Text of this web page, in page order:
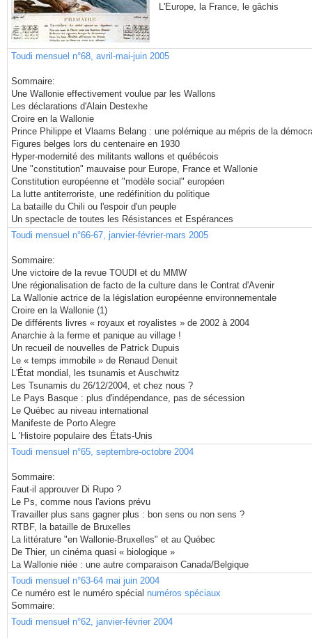
L'Europe, la France, le gâchis
Toudi mensuel n°68, avril-mai-juin 2005
Sommaire:
Une Wallonie effectivement voulue par les Wallons
Les déclarations d'Alain Destexhe
Croire en la Wallonie
Prince Philippe et Vlaams Belang : une polémique au mépris de la
Figures belges lors du centenaire en 1930
Hyper-modernité des militants wallons et québécois
Une "constitution" mauvaise pour Europe, France et Wallonie
Constitution européenne et "modèle social" européen
La lutte antiterroriste, une redéfinition du politique
La bataille du Chili ou l'espoir d'un peuple
Un spectacle de toutes les Résistances et Espérances
Toudi mensuel n°66-67, janvier-février-mars 2005
Sommaire:
Une victoire de la revue TOUDI et du MMW
Une régionalisation de facto de la culture dans le Contrat d'Avenir
La Wallonie actrice de la législation européenne environnementale
Croire en la Wallonie (1)
De différents livres « royaux et royalistes » de 2002 à 2004
Anarchie à la ferme et panique au village !
Un recueil de nouvelles de Patrick Dupuis
Le « temps immobile » de Renaud Denuit
L'État mondial, les tsunamis et Auschwitz
Les Tsunamis du 26/12/2004, et chez nous ?
Le Pays Basque : plus d'indépendance, pas de sécession
Le Québec au niveau international
Manifeste de Porto Alegre
L 'Histoire populaire des États-Unis
Toudi mensuel n°65, septembre-octobre 2004
Sommaire:
Faut-il approuver Di Rupo ?
Le Ps, comme nous l'avions prévu
Travailler plus sans gagner plus : bon sens ou non sens ?
RTBF, la bataille de Bruxelles
La littérature "en Wallonie-Bruxelles" et au Québec
De Thier, un cinéma quasi « biologique »
La Wallonie niée : une autre comparaison Canada/Belgique
Toudi mensuel n°63-64 mai juin 2004
Ce numéro est le numéro spécial numéros spéciaux
Sommaire:
Toudi mensuel n°62, janvier-février 2004